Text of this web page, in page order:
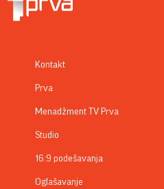
Kontakt
Prva
Menadžment TV Prva
Studio
16:9 podešavanja
Oglašavanje